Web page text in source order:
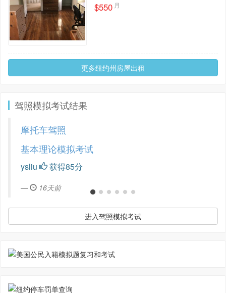
$550 月
更多纽约州房屋出租
驾照模拟考试结果
摩托车驾照
基本理论模拟考试
ysliu 获得85分
16天前
进入驾照模拟考试